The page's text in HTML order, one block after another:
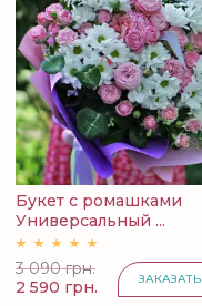
Букет с ромашками
Универсальный ...
3 090 грн.
2 590 грн.
ЗАКАЗАТЬ